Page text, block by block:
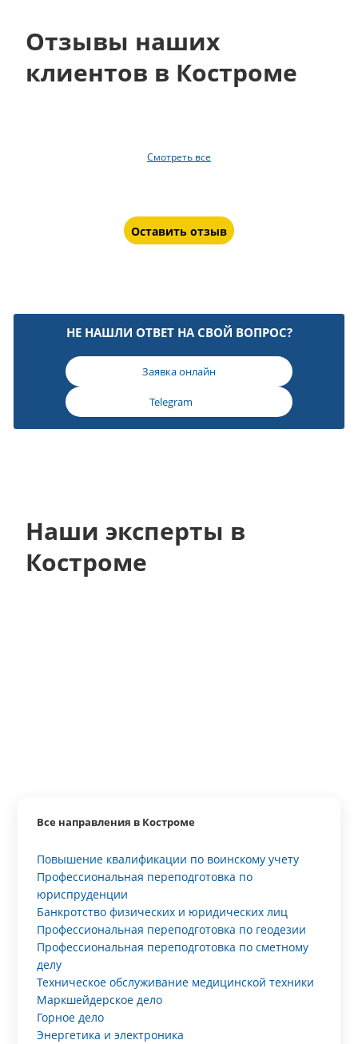
Отзывы наших
клиентов в Костроме
Смотреть все
Оставить отзыв
НЕ НАШЛИ ОТВЕТ НА СВОЙ ВОПРОС?
Заявка онлайн
Telegram
Наши эксперты в
Костроме
Все направления в Костроме
Повышение квалификации по воинскому учету
Профессиональная переподготовка по
юриспруденции
Банкротство физических и юридических лиц
Профессиональная переподготовка по геодезии
Профессиональная переподготовка по сметному
делу
Техническое обслуживание медицинской техники
Маркшейдерское дело
Горное дело
Энергетика и электроника